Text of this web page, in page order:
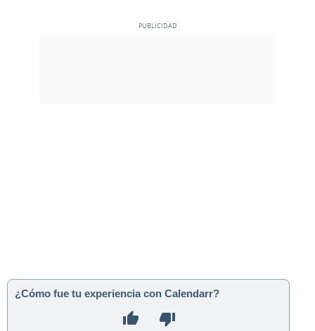
¿Cómo fue tu experiencia con Calendarr?